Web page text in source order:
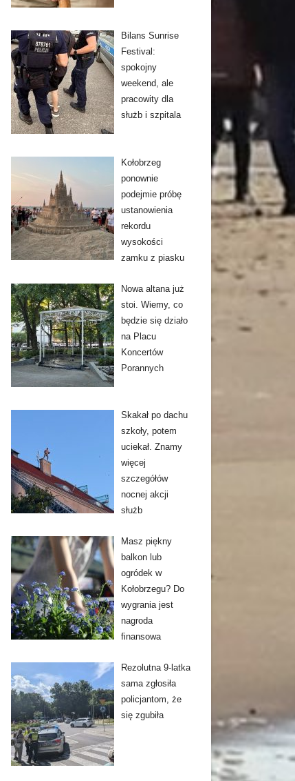
Bilans Sunrise
Festival:
spokojny
weekend, ale
pracowity dla
służb i szpitala
Kołobrzeg
ponownie
podejmie próbę
ustanowienia
rekordu
wysokości
zamku z piasku
Nowa altana już
stoi. Wiemy, co
będzie się działo
na Placu
Koncertów
Porannych
Skakał po dachu
szkoły, potem
uciekał. Znamy
więcej
szczegółów
nocnej akcji
służb
Masz piękny
balkon lub
ogródek w
Kołobrzegu? Do
wygrania jest
nagroda
finansowa
Rezolutna 9-latka
sama zgłosiła
policjantom, że
się zgubiła